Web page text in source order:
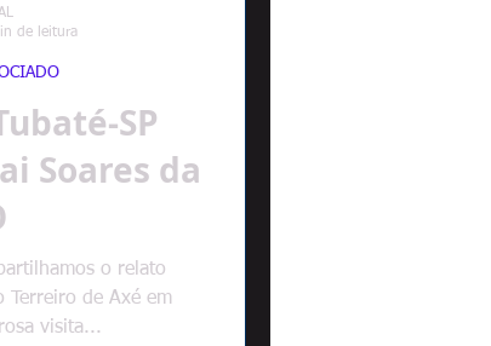
SP
Soares da
o relato
de Axé em
visita...
de leitura